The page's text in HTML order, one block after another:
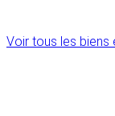
Voir tous les biens